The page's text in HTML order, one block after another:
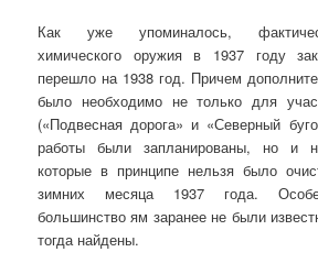
Как уже упоминалось,
химического оружия в 1937 году
перешло на 1938 год. Причем
было необходимо не только для
(«Подвесная дорога» и «Северный
работы были запланированы, но и
которые в принципе нельзя было
зимних месяца 1937 года.
большинство ям заранее не были
тогда найдены.